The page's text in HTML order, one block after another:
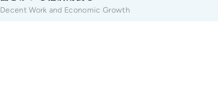
Decent Work and Economic Growth